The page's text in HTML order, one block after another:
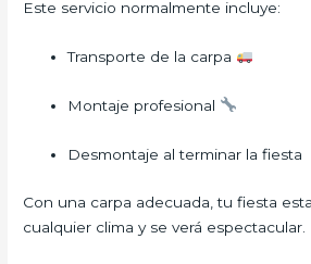
Este servicio normalmente incluye:
Transporte de la carpa
Montaje profesional
Desmontaje al terminar la fiesta
Con una carpa adecuada, tu fiesta
cualquier clima y se verá espectacular.